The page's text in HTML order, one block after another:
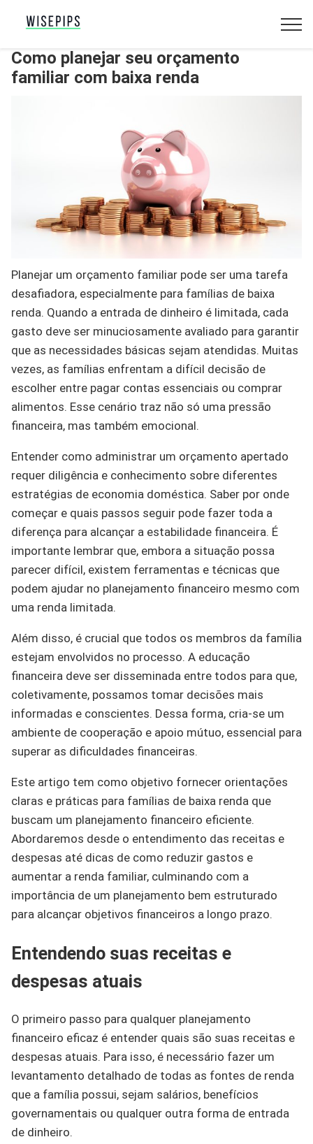
Como planejar seu orçamento
familiar com baixa renda
Planejar um orçamento familiar pode ser uma tarefa
desafiadora, especialmente para famílias de baixa
renda. Quando a entrada de dinheiro é limitada, cada
gasto deve ser minuciosamente avaliado para garantir
que as necessidades básicas sejam atendidas. Muitas
vezes, as famílias enfrentam a difícil decisão de
escolher entre pagar contas essenciais ou comprar
alimentos. Esse cenário traz não só uma pressão
financeira, mas também emocional.
Entender como administrar um orçamento apertado
requer diligência e conhecimento sobre diferentes
estratégias de economia doméstica. Saber por onde
começar e quais passos seguir pode fazer toda a
diferença para alcançar a estabilidade financeira. É
importante lembrar que, embora a situação possa
parecer difícil, existem ferramentas e técnicas que
podem ajudar no planejamento financeiro mesmo com
uma renda limitada.
Além disso, é crucial que todos os membros da família
estejam envolvidos no processo. A educação
financeira deve ser disseminada entre todos para que,
coletivamente, possamos tomar decisões mais
informadas e conscientes. Dessa forma, cria-se um
ambiente de cooperação e apoio mútuo, essencial para
superar as dificuldades financeiras.
Este artigo tem como objetivo fornecer orientações
claras e práticas para famílias de baixa renda que
buscam um planejamento financeiro eficiente.
Abordaremos desde o entendimento das receitas e
despesas até dicas de como reduzir gastos e
aumentar a renda familiar, culminando com a
importância de um planejamento bem estruturado
para alcançar objetivos financeiros a longo prazo.
Entendendo suas receitas e
despesas atuais
O primeiro passo para qualquer planejamento
financeiro eficaz é entender quais são suas receitas e
despesas atuais. Para isso, é necessário fazer um
levantamento detalhado de todas as fontes de renda
que a família possui, sejam salários, benefícios
governamentais ou qualquer outra forma de entrada
de dinheiro.